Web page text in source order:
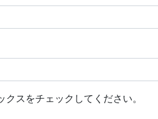
スをチェックしてください。